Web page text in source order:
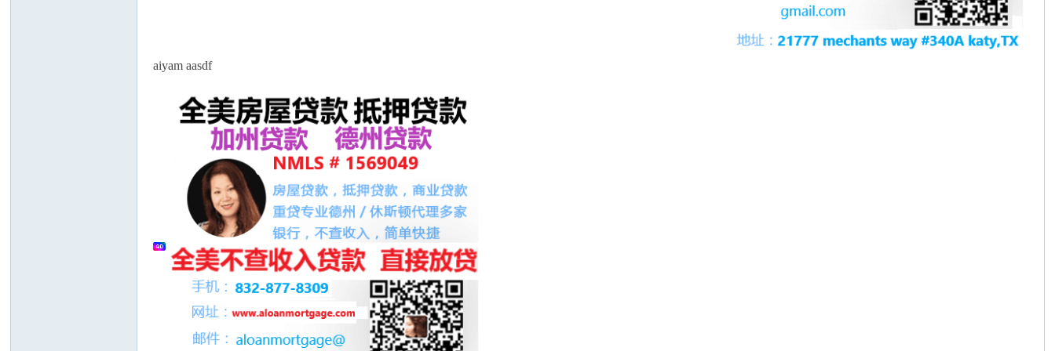
aiyam aasdf